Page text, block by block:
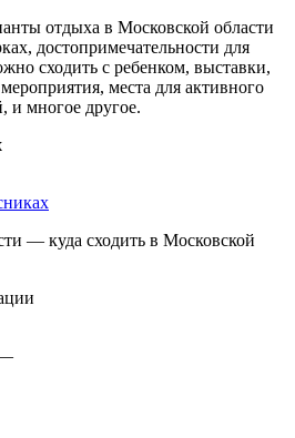
отдыха в Московской области
достопримечательности для
сходить с ребенком, выставки,
места для активного
и многое другое.
— куда сходить в Московской
—